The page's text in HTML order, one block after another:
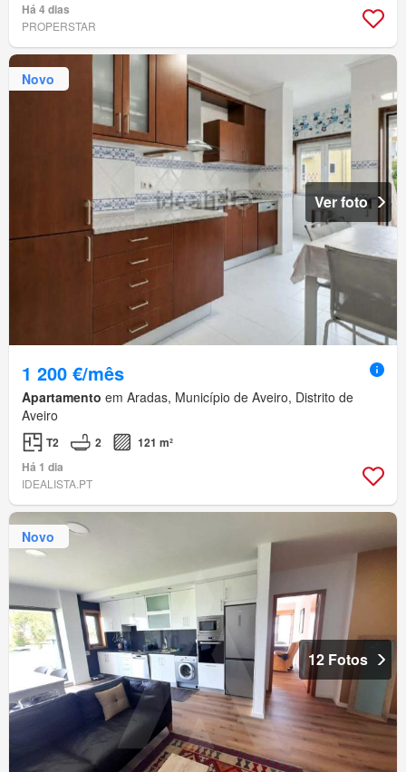
Há 4 dias
PROPERSTAR
Novo
Ver foto
1 200 €/mês
Apartamento em Aradas, Município de Aveiro, Distrito de
Aveiro
T2 2
121 m²
Há 1 dia
IDEALISTA.PT
Novo
12 Fotos